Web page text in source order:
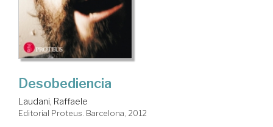
Desobediencia
Laudani, Raffaele
Editorial Proteus. Barcelona, 2012